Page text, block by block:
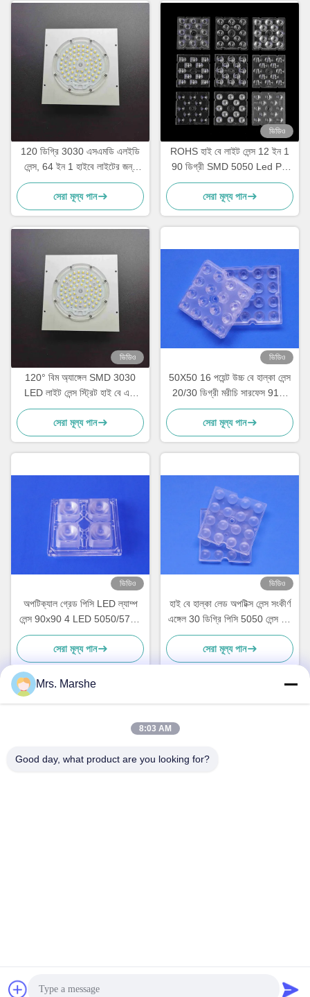
120 ডিগ্রি 3030 এসএমডি এলইডি
লেন্স, 64 ইন 1 হাইবে লাইটের জন্য
এলইডি কোলিমেটর লেন্স
সেরা মূল্য পান
ভিডিও
ROHS হাই বে লাইট লেন্স 12 ইন 1
90 ডিগ্রী SMD 5050 Led PC
অপটিক্যাল লেন্স
সেরা মূল্য পান
ভিডিও
120° বিম অ্যাঙ্গেল SMD 3030
LED লাইট লেন্স স্ট্রিট হাই বে এবং
ইন্ডাস্ট্রিয়াল লাইটিং এর জন্য 92%
লাইট ট্রান্সমিট্যান্স সহ
সেরা মূল্য পান
ভিডিও
50X50 16 পয়েন্ট উচ্চ বে হাল্কা লেন্স
20/30 ডিগ্রী মরীচি সারফেস 91%
ট্রান্সমিটেন্স
সেরা মূল্য পান
ভিডিও
অপটিক্যাল গ্রেড পিসি LED ল্যাম্প
লেন্স 90x90 4 LED 5050/5730
উচ্চ বে আলোর জন্য SMD
সেরা মূল্য পান
ভিডিও
হাই বে হাল্কা লেড অপটিক্স লেন্স সংকীর্ণ
এঙ্গেল 30 ডিগ্রি পিসি 5050 লেন্স 16
LED 3030 SMD
সেরা মূল্য পান
ঠিকানা
Mrs. Marshe
8:03 AM
Good day, what product are you looking for?